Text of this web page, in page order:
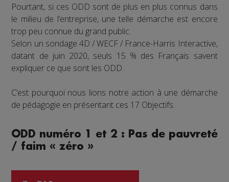
Pourtant, si ces ODD sont de plus en plus connus dans
le milieu de l’entreprise, une telle démarche est encore
trop peu connue du grand public.
Selon un sondage 4D / WECF / France-Harris Interactive,
datant de juin 2020, seuls 15 % des Français savent
expliquer ce que sont les ODD.
C’est pourquoi nous lions notre action à une démarche
de pédagogie en présentant ces 17 Objectifs.
ODD numéro 1 et 2 : Pas de pauvreté
/ faim « zéro »